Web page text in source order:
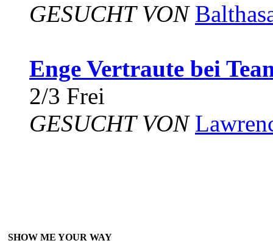
GESUCHT VON
Enge Vertraute bei
2/3 Frei
GESUCHT VON
SHOW ME YOUR WAY